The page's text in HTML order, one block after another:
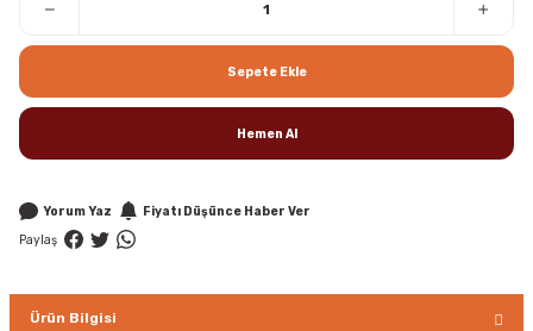
Sepete Ekle
Hemen Al
Yorum Yaz
Fiyatı Düşünce Haber Ver
Paylaş
Ürün Bilgisi